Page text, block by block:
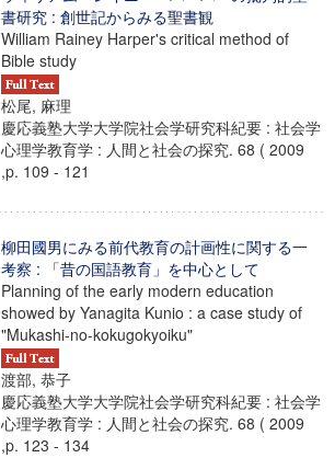
書研究 : 創世記からみる聖書観
William Rainey Harper's critical method of
Bible study
松尾, 麻理
慶応義塾大学大学院社会学研究科紀要 : 社会学
心理学教育学 : 人間と社会の探究. 68 ( 2009
,p. 109 - 121
柳田國男にみる前代教育の計画性に関する一
考察 : 「昔の国語教育」を中心として
Planning of the early modern education
showed by Yanagita Kunio : a case study of
"Mukashi-no-kokugokyoiku"
渡部, 恭子
慶応義塾大学大学院社会学研究科紀要 : 社会学
心理学教育学 : 人間と社会の探究. 68 ( 2009
,p. 123 - 134